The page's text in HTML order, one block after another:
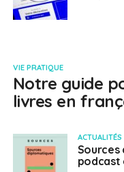
VIE PRATIQUE
Notre guide
livres en
Sources
podcast